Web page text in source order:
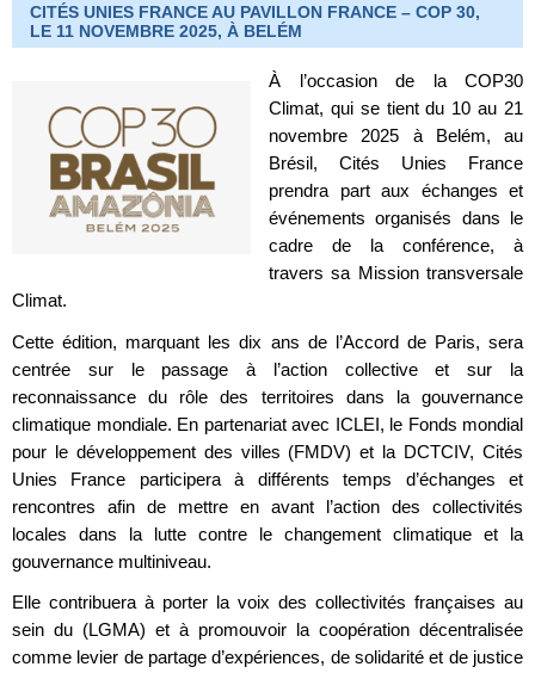
CITÉS UNIES FRANCE AU PAVILLON FRANCE – COP 30,
LE 11 NOVEMBRE 2025, À BELÉM
À l’occasion de la COP30
Climat, qui se tient du 10 au 21
novembre 2025 à Belém, au
Brésil, Cités Unies France
prendra part aux échanges et
événements organisés dans le
cadre de la conférence, à
travers sa Mission transversale
Climat.
Cette édition, marquant les dix ans de l’Accord de Paris, sera
centrée sur le passage à l’action collective et sur la
reconnaissance du rôle des territoires dans la gouvernance
climatique mondiale. En partenariat avec ICLEI, le Fonds mondial
pour le développement des villes (FMDV) et la DCTCIV, Cités
Unies France participera à différents temps d’échanges et
rencontres afin de mettre en avant l’action des collectivités
locales dans la lutte contre le changement climatique et la
gouvernance multiniveau.
Elle contribuera à porter la voix des collectivités françaises au
sein du (LGMA) et à promouvoir la coopération décentralisée
comme levier de partage d’expériences, de solidarité et de justice